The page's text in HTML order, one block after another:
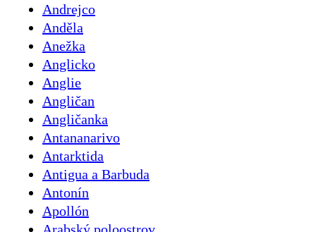
Andrejco
Anděla
Anežka
Anglicko
Anglie
Angličan
Angličanka
Antananarivo
Antarktida
Antigua a Barbuda
Antonín
Apollón